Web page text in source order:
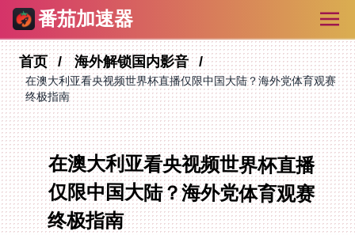
番茄加速器
首页 海外解锁国内影音
在澳大利亚看央视频世界杯直播仅限中国大陆？海外党体育观赛
终极指南
在澳大利亚看央视频世界杯直播
仅限中国大陆？海外党体育观赛
终极指南